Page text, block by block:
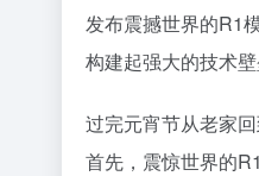
发布震撼世界的R1
构建起强大的技术壁
过完元宵节从老家
首先，震惊世界的